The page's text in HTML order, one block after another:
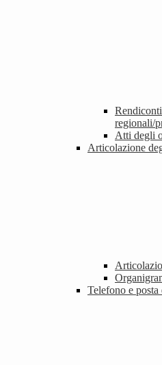
regionali/
Atti degli
Articolazione
Telefono e posta